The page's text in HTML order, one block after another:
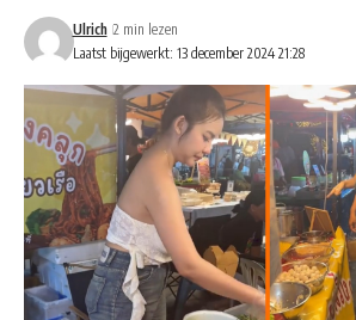
Laatst bijgewerkt: 13 december 2024 21:28
Ulrich 2 min lezen